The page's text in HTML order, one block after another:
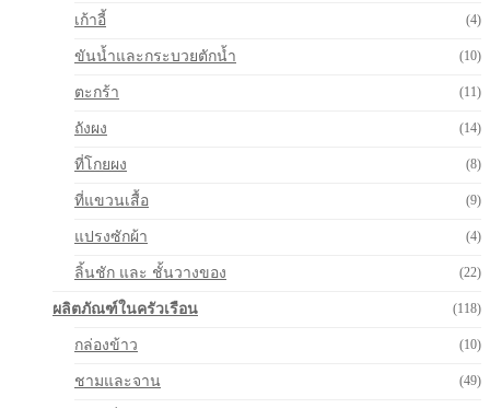
เก้าอี้ (4)
ขันน้ำและกระบวยตักน้ำ (10)
ตะกร้า (11)
ถังผง (14)
ที่โกยผง (8)
ที่แขวนเสื้อ (9)
แปรงซักผ้า (4)
ลิ้นชัก และ ชั้นวางของ (22)
ผลิตภัณฑ์ในครัวเรือน (118)
กล่องข้าว (10)
ชามและจาน (49)